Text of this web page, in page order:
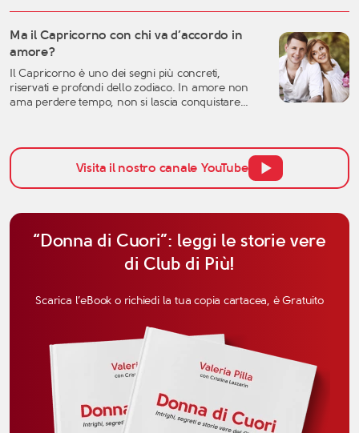
crisi sentimentale può mettere in discussione
molte certezze: l’idea che avevamo dell’amore, la
percezione […]
Ma il Capricorno con chi va d’accordo in
amore?
Il Capricorno è uno dei segni più concreti,
riservati e profondi dello zodiaco. In amore non
ama perdere tempo, non si lascia conquistare
quando si parla di affinità del Capricorno in
amore, non bisogna pensare solo all’attrazione
iniziale, ma anche alla […]Visita il nostro canale YouTube
“Donna di Cuori”: leggi le storie vere
di Club di Più!
Scarica l’eBook o richiedi la tua copia cartacea, è Gratuito